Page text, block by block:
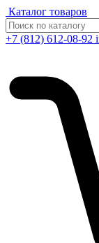
Каталог товаров
+7 (812) 612-08-92